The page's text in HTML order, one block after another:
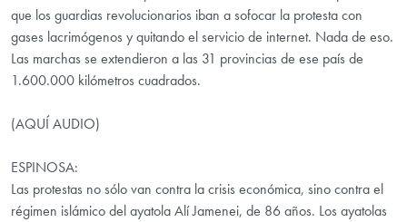
que los guardias revolucionarios iban a sofocar la protesta con
gases lacrimógenos y quitando el servicio de internet. Nada de eso.
Las marchas se extendieron a las 31 provincias de ese país de
1.600.000 kilómetros cuadrados.
(AQUÍ AUDIO)
ESPINOSA:
Las protestas no sólo van contra la crisis económica, sino contra el
régimen islámico del ayatola Alí Jamenei, de 86 años. Los ayatolas